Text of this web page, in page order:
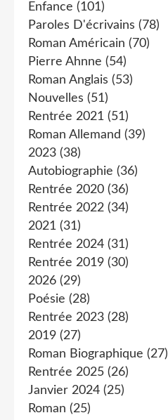
Enfance (101)
Paroles D'écrivains (78)
Roman Américain (70)
Pierre Ahnne (54)
Roman Anglais (53)
Nouvelles (51)
Rentrée 2021 (51)
Roman Allemand (39)
2023 (38)
Autobiographie (36)
Rentrée 2020 (36)
Rentrée 2022 (34)
2021 (31)
Rentrée 2024 (31)
Rentrée 2019 (30)
2026 (29)
Poésie (28)
Rentrée 2023 (28)
2019 (27)
Roman Biographique (27)
Rentrée 2025 (26)
Janvier 2024 (25)
Roman (25)